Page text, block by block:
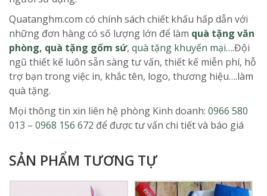
Quatanghm.com có chính sách chiết khấu hấp dẫn với
những đơn hàng có số lượng lớn để làm quà tặng văn
phòng, quà tặng gốm sứ, quà tặng khuyến mại….Đội
ngũ thiết kế luôn sẵn sàng tư vấn, thiết kế miễn phí, hỗ
trợ bạn trong việc in, khắc tên, logo, thương hiệu….làm
quà tặng.
Mọi thông tin xin liên hệ phòng Kinh doanh: 0966 580
013 – 0968 156 672 để được tư vấn chi tiết và báo giá
SẢN PHẨM TƯƠNG TỰ